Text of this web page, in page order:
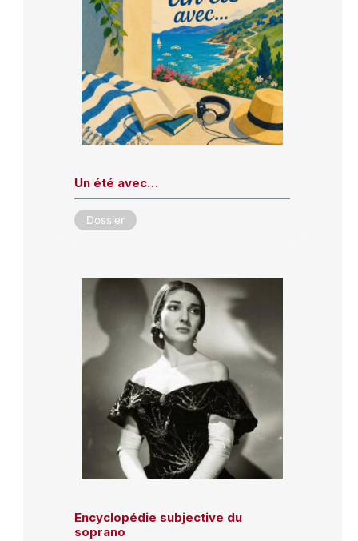
Un été avec…
Dossier
Encyclopédie subjective du
soprano